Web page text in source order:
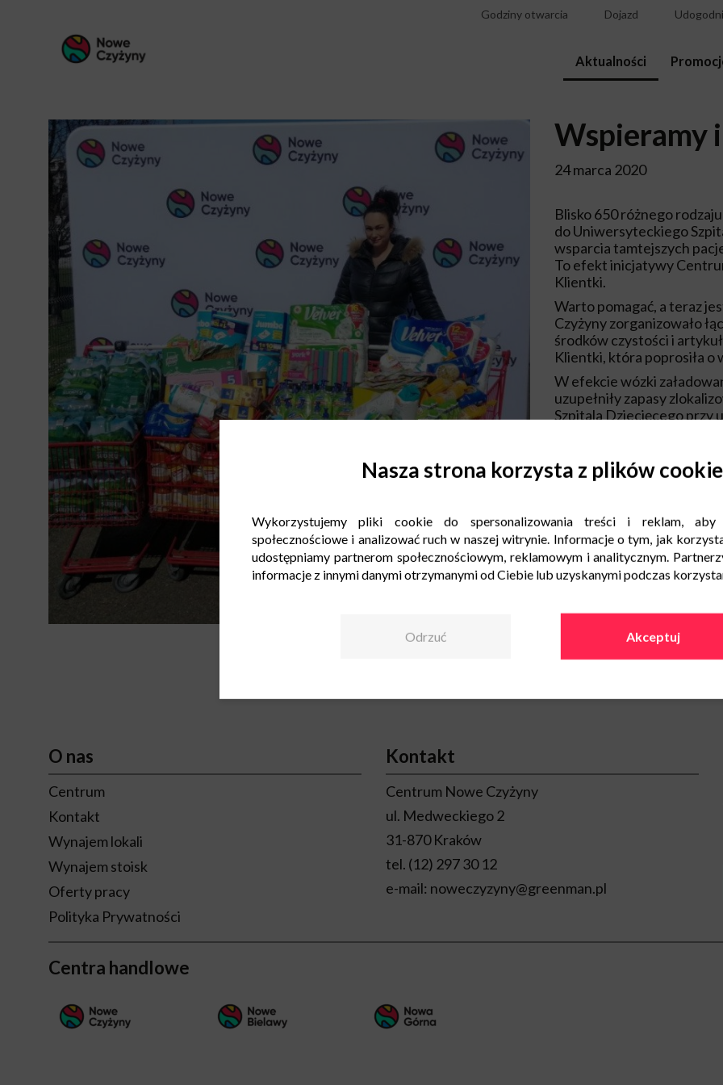
Godziny otwarcia Dojazd
Aktualności
Wspieramy
24 marca 2020
Blisko 650 różnego
do Uniwersyteckiego
wsparcia tamtejszych
To efekt inicjatywy
Klientki.
Warto pomagać, a teraz
Czyżyny zorganizowało
środków czystości i
Klientki, która poprosiła o
W efekcie wózki
uzupełniły zapasy
Szpitala Dziecięcego przy
Wśród przekazanych
mineralnej, soków,
dań do odgrzania, zup,
korzystać będą zarówno
znalazły się także środki
chusteczki nawilżane, żele
Żywność, artykuły
placówkach medycznych
niezwykle szybko się
Dlatego cieszymy się, że
personelowi
każdy z nas może dołożyć
O nas
Centrum
Kontakt
Wynajem lokali
Wynajem stoisk
Oferty pracy
Polityka Prywatności
Kontakt
Centrum Nowe Czyżyny
ul. Medweckiego 2
31-870 Kraków
tel. (12) 297 30 12
e-mail: noweczyzyny@greenman.pl
Centra handlowe
Nasza strona korzysta z plików cookie
Wykorzystujemy pliki cookie do spersonalizowania treści i reklam, aby
społecznościowe i analizować ruch w naszej witrynie. Informacje o tym, jak
udostępniamy partnerom społecznościowym, reklamowym i analitycznym.
informacje z innymi danymi otrzymanymi od Ciebie lub uzyskanymi podczas
Odrzuć Akceptuj